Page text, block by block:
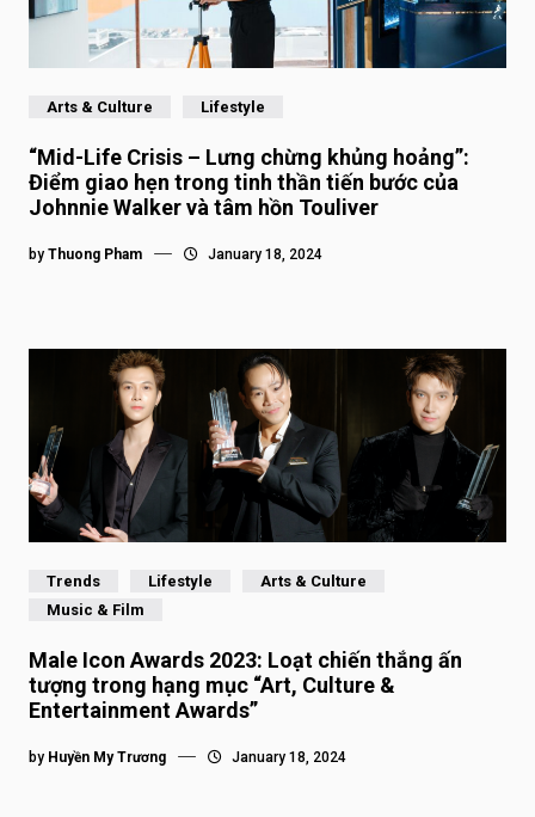
Arts & Culture Lifestyle
“Mid-Life Crisis – Lưng chừng khủng hoảng”:
Điểm giao hẹn trong tinh thần tiến bước của
Johnnie Walker và tâm hồn Touliver
by Thuong Pham January 18, 2024
Trends Lifestyle
Arts & Culture
Music & Film
Male Icon Awards 2023: Loạt chiến thắng ấn
tượng trong hạng mục “Art, Culture &
Entertainment Awards”
by Huyền My Trương January 18, 2024